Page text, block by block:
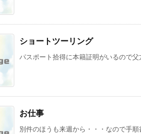
ショートツーリング
パスポート拾得に本籍証明がいるので
お仕事
別件のほうも来週から・・・なので手